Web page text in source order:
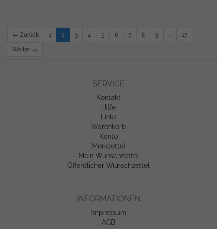
← Zurück 1 2 3 4 5 6 7 8 9 ... 17
Weiter →
SERVICE
Kontakt
Hilfe
Links
Warenkorb
Konto
Merkzettel
Mein Wunschzettel
Öffentlicher Wunschzettel
INFORMATIONEN
Impressum
AGB